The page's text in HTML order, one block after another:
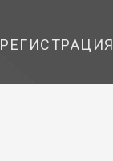
РЕГИСТРАЦИЯ